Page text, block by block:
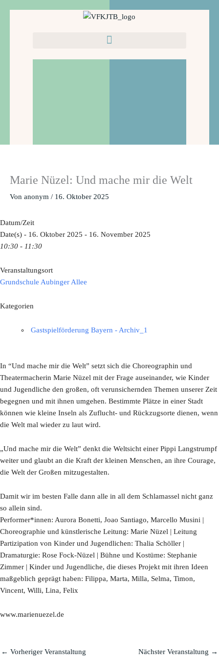
Marie Nüzel: Und mache mir die Welt
Von anonym / 16. Oktober 2025
Datum/Zeit
Date(s) - 16. Oktober 2025 - 16. November 2025
10:30 - 11:30
Veranstaltungsort
Grundschule Aubinger Allee
Kategorien
Gastspielförderung Bayern - Archiv_1
In “Und mache mir die Welt” setzt sich die Choreographin und
Theatermacherin Marie Nüzel mit der Frage auseinander, wie Kinder
und Jugendliche den großen, oft verunsichernden Themen unserer Zeit
begegnen und mit ihnen umgehen. Bestimmte Plätze in einer Stadt
können wie kleine Inseln als Zuflucht- und Rückzugsorte dienen, wenn
die Welt mal wieder zu laut wird.
„Und mache mir die Welt” denkt die Weltsicht einer Pippi Langstrumpf
weiter und glaubt an die Kraft der kleinen Menschen, an ihre Courage,
die Welt der Großen mitzugestalten.
Damit wir im besten Falle dann alle in all dem Schlamassel nicht ganz
so allein sind.
Performer*innen: Aurora Bonetti, Joao Santiago, Marcello Musini |
Choreographie und künstlerische Leitung: Marie Nüzel | Leitung
Partizipation von Kinder und Jugendlichen: Thalia Schöller |
Dramaturgie: Rose Fock-Nüzel | Bühne und Kostüme: Stephanie
Zimmer | Kinder und Jugendliche, die dieses Projekt mit ihren Ideen
maßgeblich geprägt haben: Filippa, Marta, Milla, Selma, Timon,
Vincent, Willi, Lina, Felix
www.marienuezel.de
← Vorheriger Veranstaltung Nächster Veranstaltung →